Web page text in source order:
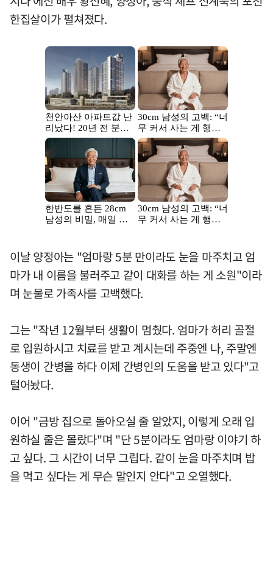
한집살이가 펼쳐졌다.
이날 양정아는 "엄마랑 5분 만이라도 눈을 마주치고 엄
마가 내 이름을 불러주고 같이 대화를 하는 게 소원"이라
며 눈물로 가족사를 고백했다.
그는 "작년 12월부터 생활이 멈췄다. 엄마가 허리 골절
로 입원하시고 치료를 받고 계시는데 주중엔 나, 주말엔
동생이 간병을 하다 이제 간병인의 도움을 받고 있다"고
털어놨다.
이어 "금방 집으로 돌아오실 줄 알았지, 이렇게 오래 입
원하실 줄은 몰랐다"며 "단 5분이라도 엄마랑 이야기 하
고 싶다. 그 시간이 너무 그립다. 같이 눈을 마주치며 밥
을 먹고 싶다는 게 무슨 말인지 안다"고 오열했다.